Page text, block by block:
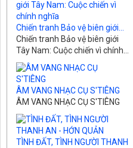
Chiến tranh Bảo vệ biên giới...
Chiến tranh Bảo vệ biên giới
Tây Nam: Cuộc chiến vì chính...
ÂM VANG NHẠC CỤ S'TIÊNG
ÂM VANG NHẠC CỤ S'TIÊNG
TÌNH ĐẤT, TÌNH NGƯỜI THANH